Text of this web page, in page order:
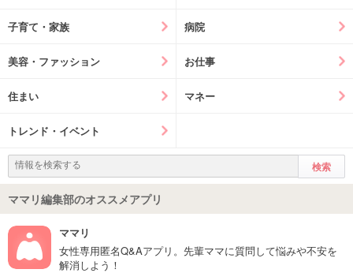
子育て・家族 病院
美容・ファッション お仕事
住まい マネー
トレンド・イベント
ママリ編集部のオススメアプリ
ママリ
女性専用匿名Q&Aアプリ。先輩ママに質問して悩みや不安を
解消しよう！